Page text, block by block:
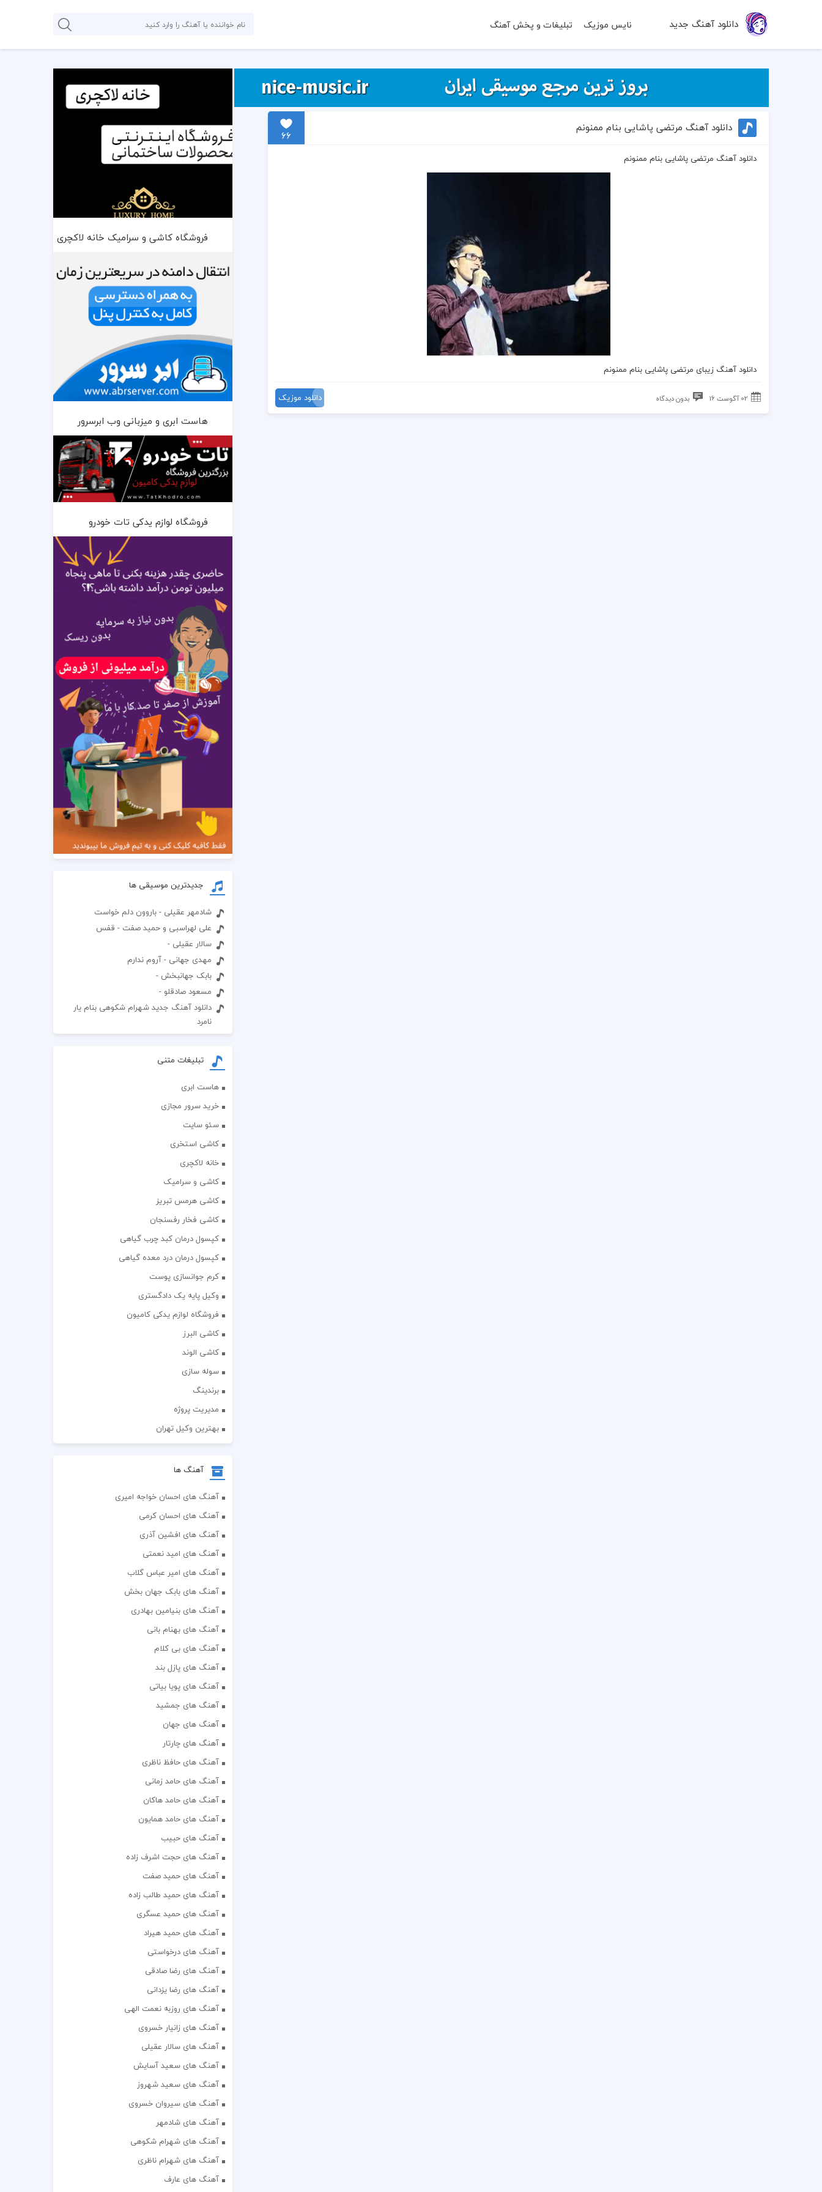
دانلود آهنگ جدید نایس موزیک تبلیغات و پخش آهنگ
دانلود آهنگ مرتضی پاشایی بنام ممنونم
66
دانلود آهنگ مرتضی پاشایی بنام ممنونم
دانلودآهنگ زیبای مرتضی پاشایی بنام ممنونم
02 آگوست 16 بدون دیدگاه دانلود موزیک
فروشگاه کاشی و سرامیک خانه لاکچری
هاست ابری و میزبانی وب ابرسرور
فروشگاه لوازم یدکی تات خودرو
جدیدترین موسیقی ها
شادمهر عقیلی - باروون دلم خواست
علی لهراسبی و حمید صفت - قفس
سالار عقیلی -
مهدی جهانی - آروم ندارم
بابک جهانبخش -
مسعود صادقلو -
دانلود آهنگ جدید شهرام شکوهی بنام یار
نامرد
تبلیغات متنی
هاست ابری
خرید سرور مجازی
سئو سایت
کاشی استخری
خانه لاکچری
کاشی و سرامیک
کاشی هرمس تبریز
کاشی فخار رفسنجان
کپسول درمان کبد چرب گیاهی
کپسول درمان درد معده گیاهی
کرم جوانسازی پوست
وکیل پایه یک دادگستری
فروشگاه لوازم یدکی کامیون
کاشی البرز
کاشی الوند
سوله سازی
برندینگ
مدیریت پروژه
بهترین وکیل تهران
آهنگ ها
آهنگ های احسان خواجه امیری
آهنگ های احسان کرمی
آهنگ های افشین آذری
آهنگ های امید نعمتی
آهنگ های امیر عباس گلاب
آهنگ های بابک جهان بخش
آهنگ های بنیامین بهادری
آهنگ های بهنام بانی
آهنگ های بی کلام
آهنگ های پازل بند
آهنگ های پویا بیاتی
آهنگ های جمشید
آهنگ های جهان
آهنگ های چارتار
آهنگ های حافظ ناظری
آهنگ های حامد زمانی
آهنگ های حامد هاکان
آهنگ های حامد همایون
آهنگ های حبیب
آهنگ های حجت اشرف زاده
آهنگ های حمید صفت
آهنگ های حمید طالب زاده
آهنگ های حمید عسگری
آهنگ های حمید هیراد
آهنگ های درخواستی
آهنگ های رضا صادقی
آهنگ های رضا یزدانی
آهنگ های روزبه نعمت الهی
آهنگ های زانیار خسروی
آهنگ های سالار عقیلی
آهنگ های سعید آسایش
آهنگ های سعید شهروز
آهنگ های سیروان خسروی
آهنگ های شادمهر
آهنگ های شهرام شکوهی
آهنگ های شهرام ناظری
آهنگ های عارف